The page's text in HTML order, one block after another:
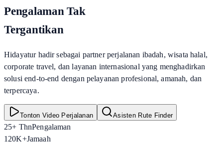
Pengalaman Tak
Tergantikan
Hidayatur hadir sebagai partner perjalanan ibadah, wisata halal,
corporate travel, dan layanan internasional yang menghadirkan
solusi end-to-end dengan pelayanan profesional, amanah, dan
terpercaya.
Tonton Video Perjalanan Asisten Rute Finder
25+ ThnPengalaman
120K+Jamaah